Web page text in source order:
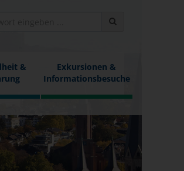
&
Exkursionen &
Informationsbesuche